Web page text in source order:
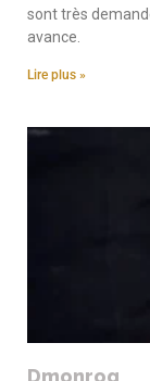
sont très
avance.
Lire plus »
Dmonrog